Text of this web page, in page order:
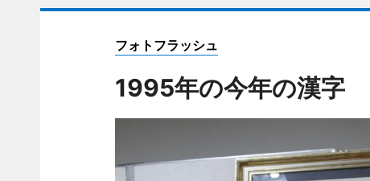
フォトフラッシュ
1995年の今年の漢字